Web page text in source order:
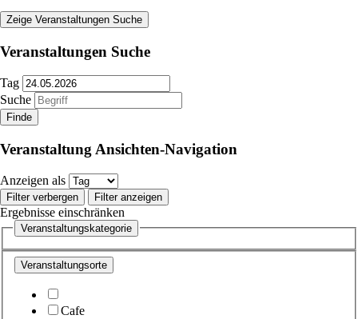
Zeige Veranstaltungen Suche
Veranstaltungen Suche
Tag
Suche
Veranstaltung Ansichten-Navigation
Anzeigen als
Filter verbergen Filter anzeigen
Ergebnisse einschränken
Veranstaltungskategorie
Veranstaltungsorte
Cafe